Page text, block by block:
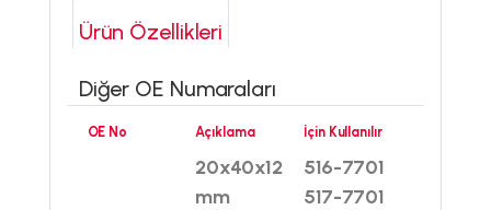
Ürün Özellikleri
Diğer OE Numaraları
OE No Açıklama
20x40x12
mm
İçin Kullanılır
516-7701
517-7701